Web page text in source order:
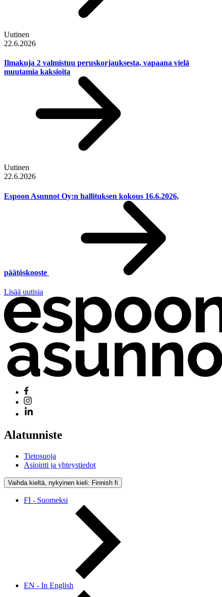
Uutinen
22.6.2026
Ilmakuja 2 valmistuu peruskorjauksesta, vapaana vielä
muutamia kaksioita
Uutinen
22.6.2026
Espoon Asunnot Oy:n hallituksen kokous 16.6.2026,
päätöskooste
Lisää uutisia
Alatunniste
Tietosuoja
Asiointi ja yhteystiedot
Vaihda kieltä, nykyinen kieli: Finnish fi
FI - Suomeksi
EN - In English